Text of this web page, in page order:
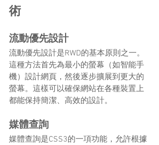
術
流動優先設計
流動優先設計是RWD的基本原則之一。
這種方法首先為最小的螢幕（如智能手
機）設計網頁，然後逐步擴展到更大的
螢幕。這樣可以確保網站在各種裝置上
都能保持簡潔、高效的設計。
媒體查詢
媒體查詢是CSS3的一項功能，允許根據